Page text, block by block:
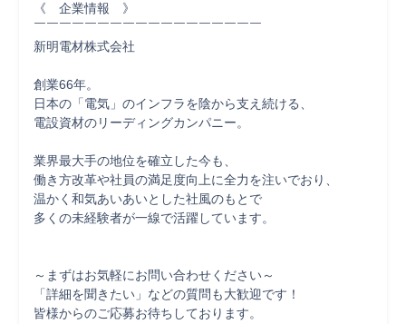
《　企業情報　》
￣￣￣￣￣￣￣￣￣￣￣￣￣￣￣￣￣￣
新明電材株式会社
創業66年。
日本の「電気」のインフラを陰から支え続ける、
電設資材のリーディングカンパニー。
業界最大手の地位を確立した今も、
働き方改革や社員の満足度向上に全力を注いでおり、
温かく和気あいあいとした社風のもとで
多くの未経験者が一線で活躍しています。
～まずはお気軽にお問い合わせください～
「詳細を聞きたい」などの質問も大歓迎です！
皆様からのご応募お待ちしております。